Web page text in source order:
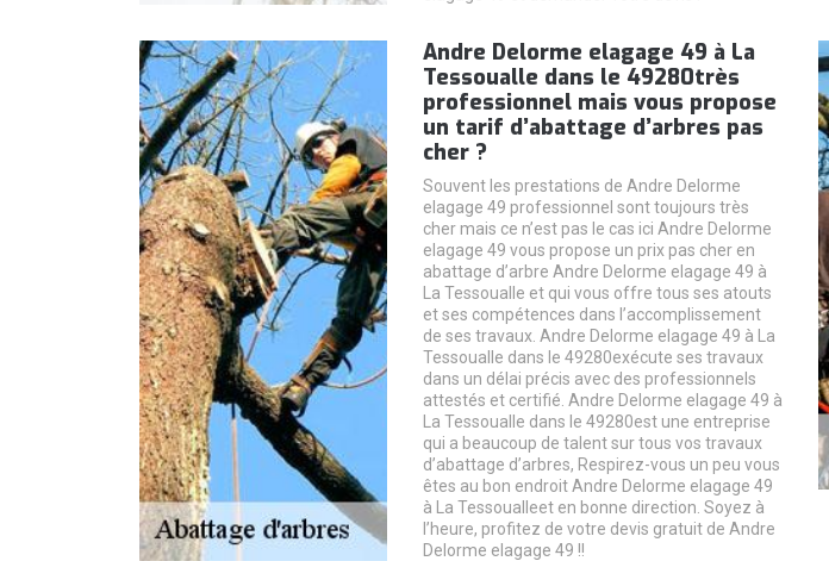
Andre Delorme elagage 49 à La
Tessoualle dans le 49280très
professionnel mais vous propose
un tarif d’abattage d’arbres pas
cher ?
Souvent les prestations de Andre Delorme
elagage 49 professionnel sont toujours très
cher mais ce n’est pas le cas ici Andre Delorme
elagage 49 vous propose un prix pas cher en
abattage d’arbre Andre Delorme elagage 49 à
La Tessoualle et qui vous offre tous ses atouts
et ses compétences dans l’accomplissement
de ses travaux. Andre Delorme elagage 49 à La
Tessoualle dans le 49280exécute ses travaux
dans un délai précis avec des professionnels
attestés et certifié. Andre Delorme elagage 49 à
La Tessoualle dans le 49280est une entreprise
qui a beaucoup de talent sur tous vos travaux
d’abattage d’arbres, Respirez-vous un peu vous
êtes au bon endroit Andre Delorme elagage 49
à La Tessoualleet en bonne direction. Soyez à
l’heure, profitez de votre devis gratuit de Andre
Delorme elagage 49 !!